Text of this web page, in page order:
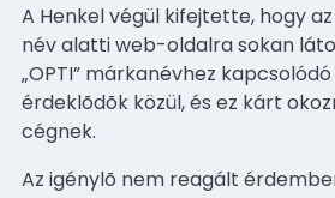
A Henkel végül kifejtette, hogy az
név alatti web-oldalra sokan
„OPTI” márkanévhez
érdeklõdõk közül, és ez kárt
cégnek.
Az igénylõ nem reagált